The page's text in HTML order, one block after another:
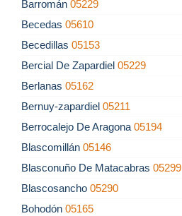
Barromán 05229
Becedas 05610
Becedillas 05153
Bercial De Zapardiel 05229
Berlanas 05162
Bernuy-zapardiel 05211
Berrocalejo De Aragona 05194
Blascomillán 05146
Blasconuño De Matacabras 05299
Blascosancho 05290
Bohodón 05165